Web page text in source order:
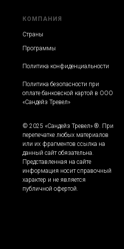
КОМПАНИЯ
Страны
Программы
Политика конфиденциальности
Политика безопасности при
оплате банковской картой в ООО
«Сандейз Тревел»
© 2025 «Сандейз Тревел» ®. При
перепечатке любых материалов
или их фрагментов ссылка на
данный сайт обязательна.
Представленная на сайте
информация носит справочный
характер и не является
публичной офертой.